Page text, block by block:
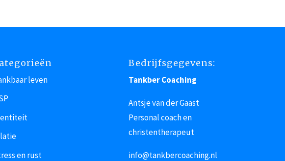
leven
en rust
Bedrijfsgegevens:
Tankber Coaching
Antsje van der Gaast
Personal coach en
christentherapeut
info@tankbercoaching.nl